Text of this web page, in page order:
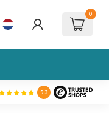
0
9.3